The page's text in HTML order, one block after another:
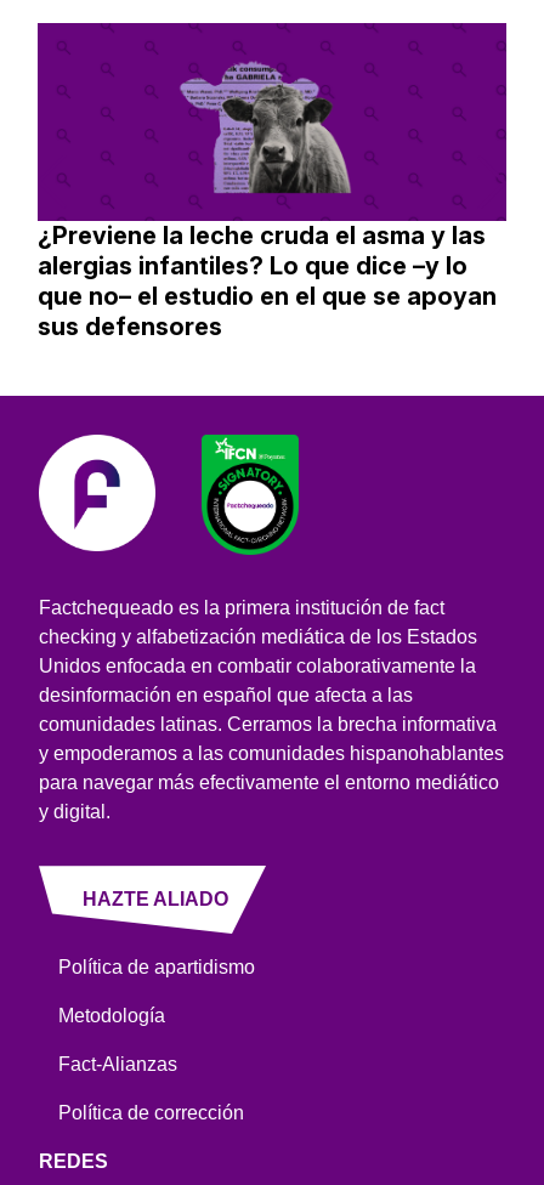
¿Previene la leche cruda el asma y las
alergias infantiles? Lo que dice –y lo
que no– el estudio en el que se apoyan
sus defensores
Factchequeado es la primera institución de fact
checking y alfabetización mediática de los Estados
Unidos enfocada en combatir colaborativamente la
desinformación en español que afecta a las
comunidades latinas. Cerramos la brecha informativa
y empoderamos a las comunidades hispanohablantes
para navegar más efectivamente el entorno mediático
y digital.
HAZTE ALIADO
Política de apartidismo
Metodología
Fact-Alianzas
Política de corrección
REDES